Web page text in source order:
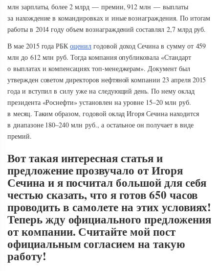
млн зарплаты, более 2 млрд — премии, 912 млн — выплаты
за нахождение в командировках и иные вознаграждения. По итогам
работы в 2014 году объем вознаграждений составлял 2,7 млрд руб.
В мае 2015 года РБКоценилгодовой доход Сечина в сумму от 459
млн до 612 млн руб. Тогда компания опубликовала «Стандарт
о выплатах и компенсациях топ-менеджерам». Документ был
утвержден советом директоров нефтяной компании 23 апреля 2015
года и вступил в силу уже на следующий день. По нему оклад
президента «Роснефти» установлен на уровне 15–20 млн руб.
в месяц. Таким образом, годовой оклад Игоря Сечина находится
в диапазоне 180–240 млн руб., а остальное он получает в виде
премий.
Вот такая интересная статья и
предложение прозвучало от Игоря
Сечина и я посчитал большой для себя
честью сказать, что я готов 650 часов
проводить в самолете на этих условиях!
Теперь жду официального предложения
от компании. Считайте мой пост
официальным согласием на такую
работу!